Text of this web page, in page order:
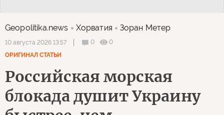
Geopolitika.news Хорватия Зоран Метер
10 августа 2026 13:57 0
0
ОРИГИНАЛ СТАТЬИ
Российская морская
блокада душит Украину